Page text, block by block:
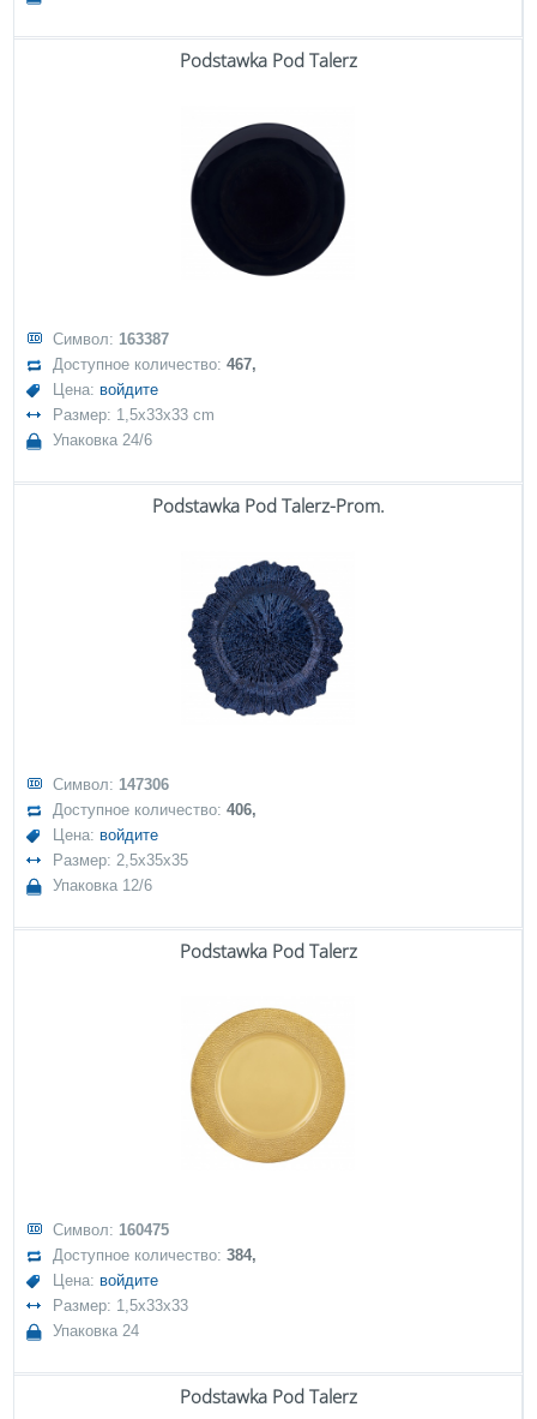
Podstawka Pod Talerz
Символ: 163387
Доступное количество:467,
Цена: войдите
Размер: 1,5x33x33 cm
Упаковка 24/6
Podstawka Pod Talerz-Prom.
Символ: 147306
Доступное количество:406,
Цена: войдите
Размер: 2,5x35x35
Упаковка 12/6
Podstawka Pod Talerz
Символ: 160475
Доступное количество:384,
Цена: войдите
Размер: 1,5x33x33
Упаковка 24
Podstawka Pod Talerz